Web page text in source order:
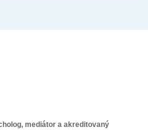
mediátor a akreditovaný